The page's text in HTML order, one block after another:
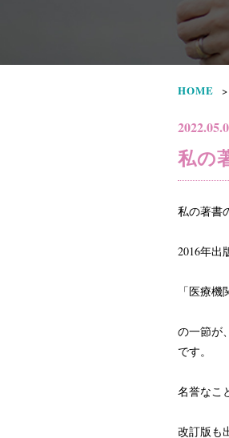
HOME >
私の
私の著書
2016年出
「医療
の一節が
です。
名誉なこ
改訂版も